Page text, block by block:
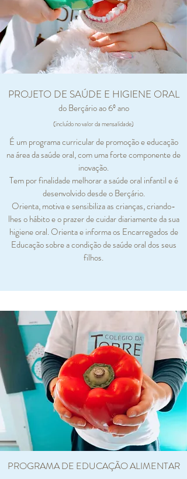
PROJETO DE SAÚDE E HIGIENE ORAL
do Berçário ao 6º ano
(incluído no valor da mensalidade)
É um programa curricular de promoção e educação
na área da saúde oral, com uma forte componente de
inovação.
Tem por finalidade melhorar a saúde oral infantil e é
desenvolvido desde o Berçário.
Orienta, motiva e sensibiliza as crianças, criando-
lhes o hábito e o prazer de cuidar diariamente da sua
higiene oral. Orienta e informa os Encarregados de
Educação sobre a condição de saúde oral dos seus
filhos.
PROGRAMA DE EDUCAÇÃO ALIMENTAR